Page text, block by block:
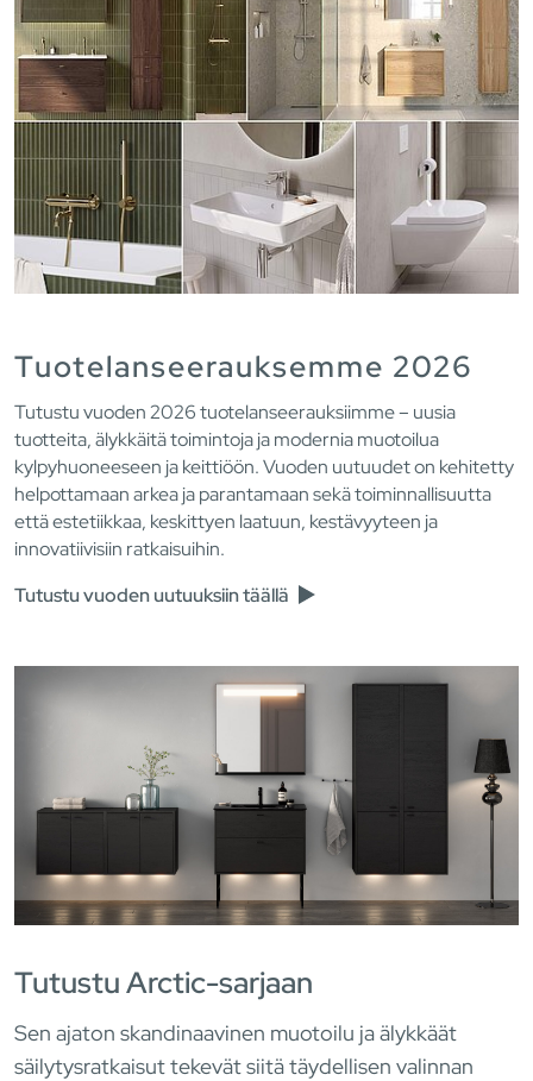
Tuotelanseerauksemme 2026
Tutustu vuoden 2026 tuotelanseerauksiimme – uusia
tuotteita, älykkäitä toimintoja ja modernia muotoilua
kylpyhuoneeseen ja keittiöön. Vuoden uutuudet on kehitetty
helpottamaan arkea ja parantamaan sekä toiminnallisuutta
että estetiikkaa, keskittyen laatuun, kestävyyteen ja
innovatiivisiin ratkaisuihin.
Tutustu vuoden uutuuksiin täällä
Tutustu Arctic-sarjaan
Sen ajaton skandinaavinen muotoilu ja älykkäät
säilytysratkaisut tekevät siitä täydellisen valinnan